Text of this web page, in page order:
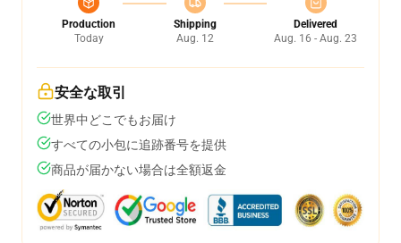
Production
Today
Shipping
Aug. 12
Delivered
Aug. 16 - Aug. 23
安全な取引
世界中どこでもお届け
すべての小包に追跡番号を提供
商品が届かない場合は全額返金